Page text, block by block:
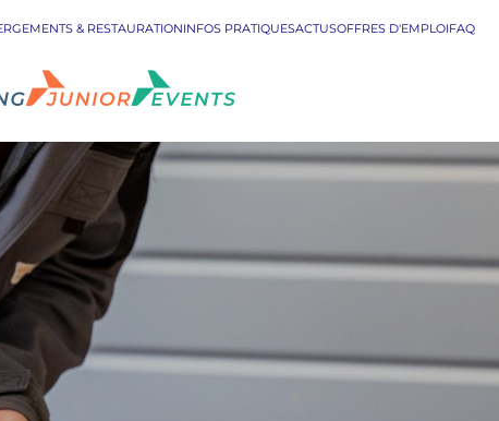
& RESTAURATIONINFOS PRATIQUESACTUSOFFRES D'EMPLOIFAQ